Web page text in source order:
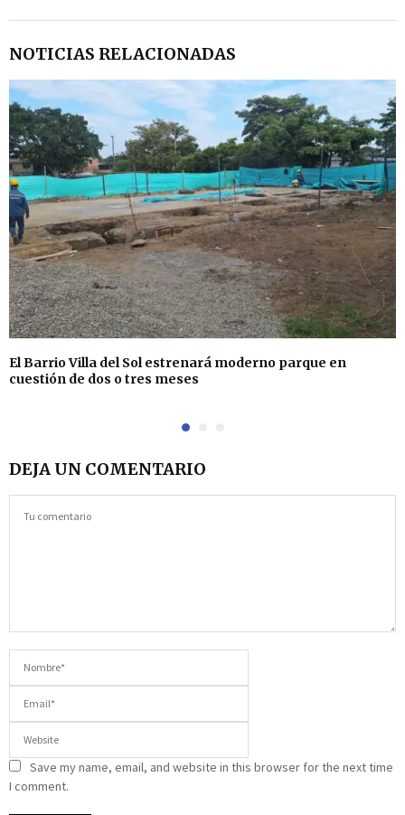
NOTICIAS RELACIONADAS
El Barrio Villa del Sol estrenará moderno parque en
cuestión de dos o tres meses
DEJA UN COMENTARIO
Save my name, email, and website in this browser for the next time
I comment.